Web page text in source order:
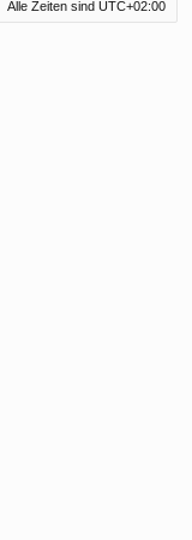
Alle Zeiten sind UTC+02:00